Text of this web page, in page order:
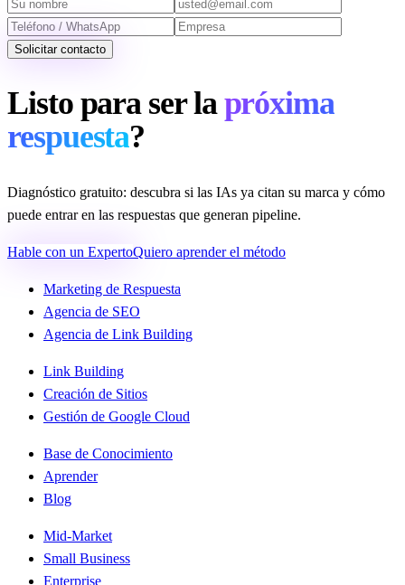
Solicitar contacto
Listo para ser la próxima
respuesta?
Diagnóstico gratuito: descubra si las IAs ya citan su marca y cómo
puede entrar en las respuestas que generan pipeline.
Hable con un ExpertoQuiero aprender el método
Marketing de Respuesta
Agencia de SEO
Agencia de Link Building
Link Building
Creación de Sitios
Gestión de Google Cloud
Base de Conocimiento
Aprender
Blog
Mid-Market
Small Business
Enterprise